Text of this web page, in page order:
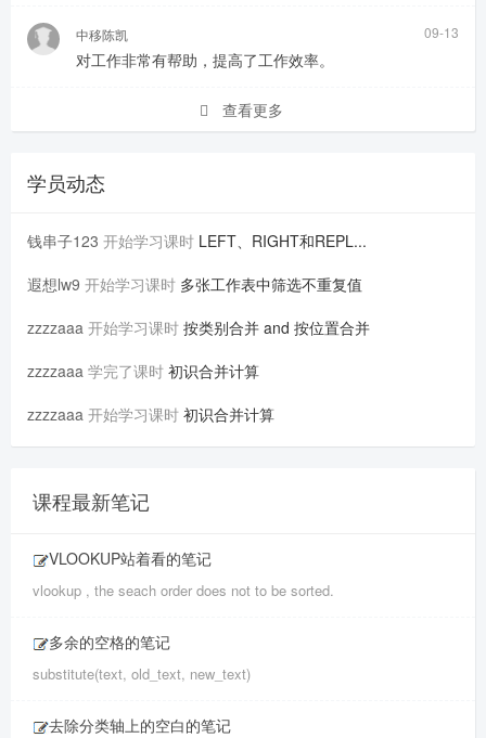
中移陈凯 09-13
对工作非常有帮助，提高了工作效率。
查看更多
学员动态
钱串子123 开始学习课时 LEFT、RIGHT和REPL...
遐想lw9 开始学习课时 多张工作表中筛选不重复值
zzzzaaa 开始学习课时 按类别合并 and 按位置合并
zzzzaaa 学完了课时 初识合并计算
zzzzaaa 开始学习课时 初识合并计算
课程最新笔记
VLOOKUP站着看的笔记
vlookup , the seach order does not to be sorted.
多余的空格的笔记
substitute(text, old_text, new_text)
去除分类轴上的空白的笔记